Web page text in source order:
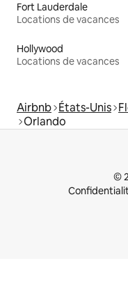
Fort Lauderdale
Locations de vacances
Hollywood
Locations de vacances
Airbnb États-Unis
Orlando
©